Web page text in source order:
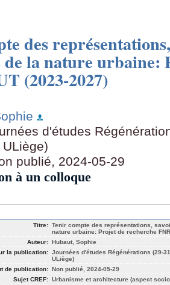
des
la nature urbaine:
(2023-2027)
d'études
publié, 2024-05-29
à un colloque
Titre: Tenir compte des représentations,
nature urbaine: Projet de recherche
Auteur: Hubaut, Sophie
la publication: Journées d'études Régénérations (29-
ULiège)
de publication: Non publié, 2024-05-29
Sujet CREF: Urbanisme et architecture (aspect